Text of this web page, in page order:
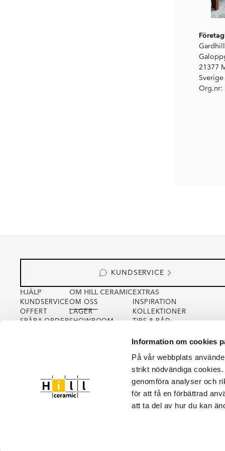
Information om cookies
På vår webbplats
strikt nödvändiga
genomföra analyser och
för att få en förbättrad
att ta del av hur du kan
21377
Sverige
Org.nr:
KUNDSERVICE
HJÄLP
KUNDSERVICE
OFFERT
SPÅRA ORDER
OM HILL CERAMIC
OM OSS
LAGER
SHOWROOM
EXTRAS
INSPIRATION
KOLLEKTIONER
TIPS & RÅD
COOKIEPOLICY